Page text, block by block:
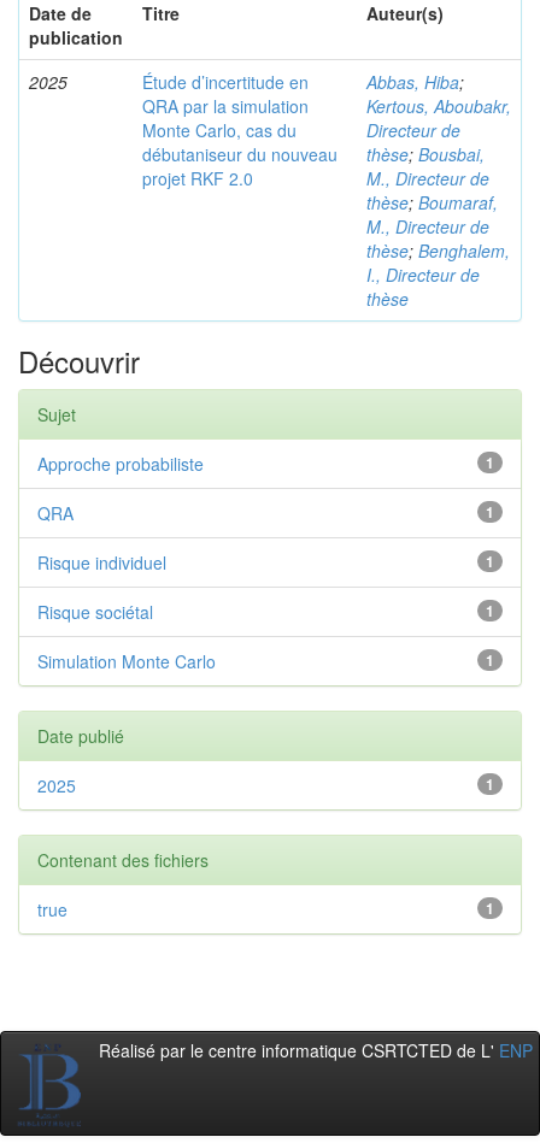
Date de
publication
Titre Auteur(s)
2025
Étude d’incertitude en
QRA par la simulation
Monte Carlo, cas du
débutaniseur du nouveau
projet RKF 2.0
Abbas, Hiba;
Kertous, Aboubakr,
Directeur de
thèse; Bousbai,
M., Directeur de
thèse; Boumaraf,
M., Directeur de
thèse; Benghalem,
I., Directeur de
thèse
Découvrir
Sujet
1
Approche probabiliste
1
QRA
1
Risque individuel
1
Risque sociétal
1
Simulation Monte Carlo
Date publié
1
2025
Contenant des fichiers
1
true
Réalisé par le centre informatique CSRTCTED de L' ENP